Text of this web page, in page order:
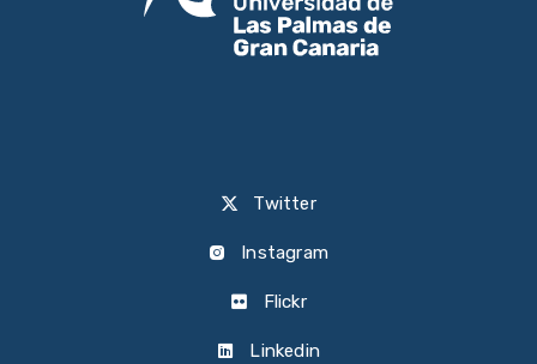
Twitter
Instagram
Flickr
Linkedin